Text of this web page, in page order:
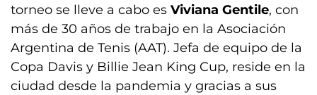
torneo se lleve a cabo es Viviana Gentile, con
más de 30 años de trabajo en la Asociación
Argentina de Tenis (AAT). Jefa de equipo de la
Copa Davis y Billie Jean King Cup, reside en la
ciudad desde la pandemia y gracias a sus